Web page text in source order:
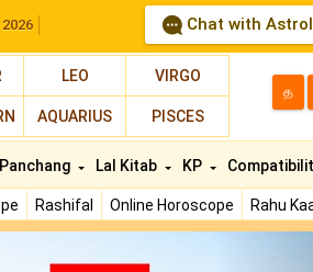
Chat with
LEO VIRGO
AQUARIUS PISCES
த
Rashifal Online Horoscope Rahu
Panchang Lal Kitab KP